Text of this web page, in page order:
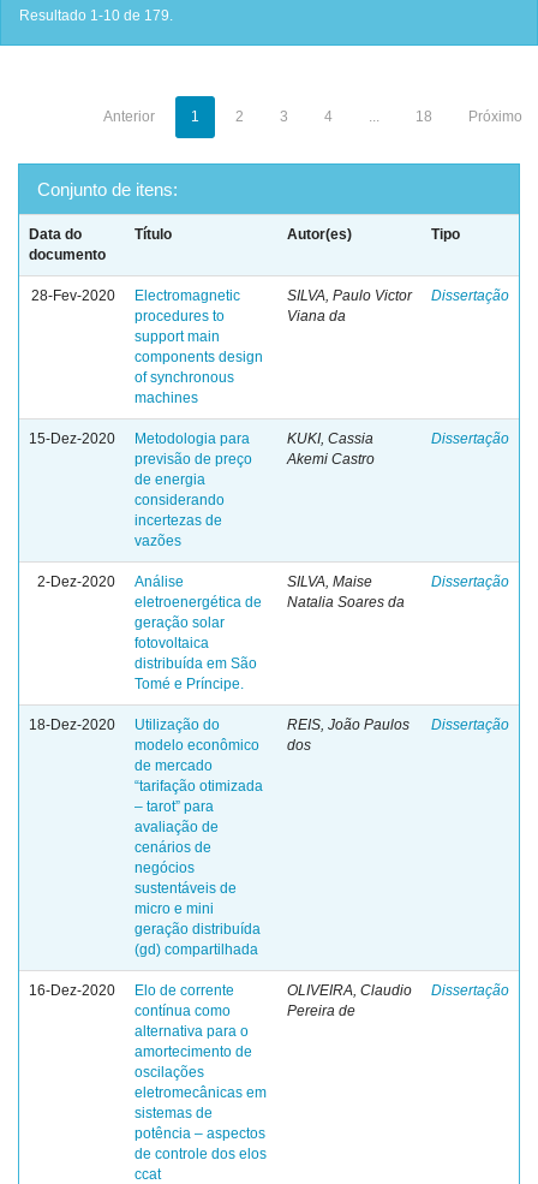
Resultado 1-10 de 179.
Anterior 1 2 3 4 ... 18 Próximo
Conjunto de itens:
Data do
documento
Título Autor(es) Tipo
28-Fev-2020
Electromagnetic
procedures to
support main
components design
of synchronous
machines
SILVA, Paulo Victor
Viana da
Dissertação
15-Dez-2020
Metodologia para
previsão de preço
de energia
considerando
incertezas de
vazões
KUKI, Cassia
Akemi Castro
Dissertação
2-Dez-2020
Análise
eletroenergética de
geração solar
fotovoltaica
distribuída em São
Tomé e Príncipe.
SILVA, Maise
Natalia Soares da
Dissertação
18-Dez-2020
Utilização do
modelo econômico
de mercado
“tarifação otimizada
– tarot” para
avaliação de
cenários de
negócios
sustentáveis de
micro e mini
geração distribuída
(gd) compartilhada
REIS, João Paulos
dos
Dissertação
16-Dez-2020
Elo de corrente
contínua como
alternativa para o
amortecimento de
oscilações
eletromecânicas em
sistemas de
potência – aspectos
de controle dos elos
ccat
OLIVEIRA, Claudio
Pereira de
Dissertação